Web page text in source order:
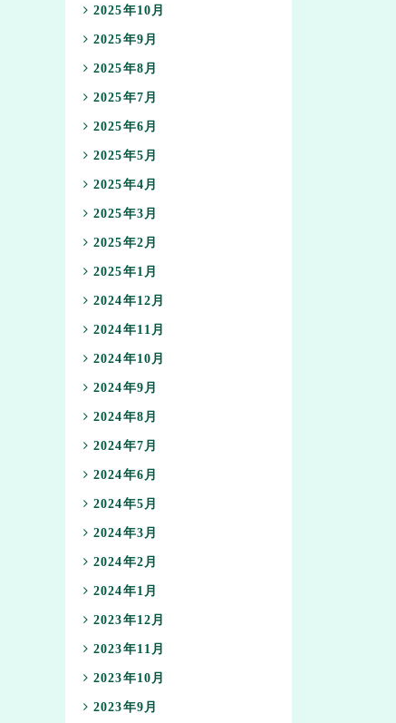
2025年10月
2025年9月
2025年8月
2025年7月
2025年6月
2025年5月
2025年4月
2025年3月
2025年2月
2025年1月
2024年12月
2024年11月
2024年10月
2024年9月
2024年8月
2024年7月
2024年6月
2024年5月
2024年3月
2024年2月
2024年1月
2023年12月
2023年11月
2023年10月
2023年9月